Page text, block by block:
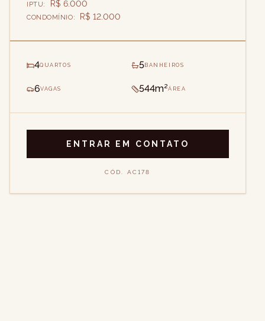
IPTU: R$ 6.000
CONDOMÍNIO: R$ 12.000
4QUARTOS 5 BANHEIROS
6VAGAS 544m²ÁREA
ENTRAR EM CONTATO
CÓD. AC178